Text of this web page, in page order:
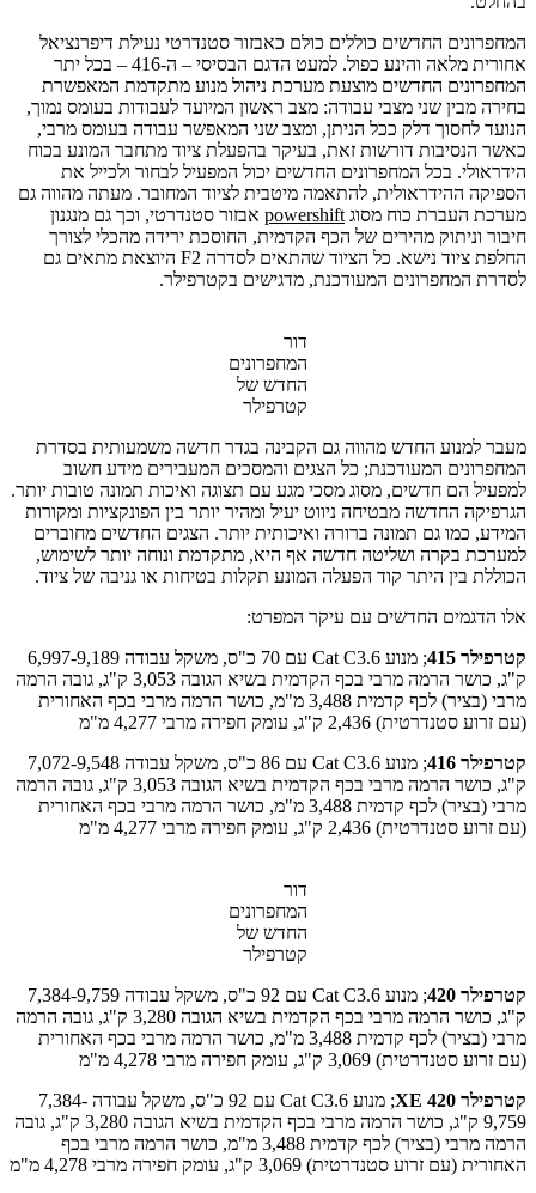
המחפרונים החדשים כוללים כולם כאבזור סטנדרטי נעילת דיפרנציאל
אחורית מלאה והינע כפול. למעט הדגם הבסיסי – ה-416 – בכל יתר
המחפרונים החדשים מוצעת מערכת ניהול מנוע מתקדמת המאפשרת
בחירה מבין שני מצבי עבודה: מצב ראשון המיועד לעבודות בעומס נמוך,
הנועד לחסוך דלק ככל הניתן, ומצב שני המאפשר עבודה בעומס מרבי,
כאשר הנסיבות דורשות זאת, בעיקר בהפעלת ציוד מתחבר המונע בכוח
הידראולי. בכל המחפרונים החדשים יכול המפעיל לבחור ולכייל את
הספיקה ההידראולית, להתאמה מיטבית לציוד המחובר. מעתה מהווה גם
מערכת העברת כוח מסוג powershift אבזור סטנדרטי, וכך גם מנגנון
חיבור וניתוק מהירים של הכף הקדמית, החוסכת ירידה מהכלי לצורך
החלפת ציוד נישא. כל הציוד שהתאים לסדרה F2 היוצאת מתאים גם
לסדרת המחפרונים המעודכנת, מדגישים בקטרפילר.
דור
המחפרונים
החדש של
קטרפילר
מעבר למנוע החדש מהווה גם הקבינה בגדר חדשה משמעותית בסדרת
המחפרונים המעודכנת; כל הצגים והמסכים המעבירים מידע חשוב
למפעיל הם חדשים, מסוג מסכי מגע עם תצוגה ואיכות תמונה טובות יותר.
הגרפיקה החדשה מבטיחה ניווט יעיל ומהיר יותר בין הפונקציות ומקורות
המידע, כמו גם תמונה ברורה ואיכותית יותר. הצגים החדשים מחוברים
למערכת בקרה ושליטה חדשה אף היא, מתקדמת ונוחה יותר לשימוש,
הכוללת בין היתר קוד הפעלה המונע תקלות בטיחות או גניבה של ציוד.
אלו הדגמים החדשים עם עיקר המפרט:
קטרפילר 415
; מנוע Cat C3.6 עם 70 כ"ס, משקל עבודה 6,997-9,189
ק"ג, כושר הרמה מרבי בכף הקדמית בשיא הגובה 3,053 ק"ג, גובה הרמה
מרבי (בציר) לכף קדמית 3,488 מ"מ, כושר הרמה מרבי בכף האחורית
(עם זרוע סטנדרטית) 2,436 ק"ג, עומק חפירה מרבי 4,277 מ"מ
קטרפילר 416
; מנוע Cat C3.6 עם 86 כ"ס, משקל עבודה 7,072-9,548
ק"ג, כושר הרמה מרבי בכף הקדמית בשיא הגובה 3,053 ק"ג, גובה הרמה
מרבי (בציר) לכף קדמית 3,488 מ"מ, כושר הרמה מרבי בכף האחורית
(עם זרוע סטנדרטית) 2,436 ק"ג, עומק חפירה מרבי 4,277 מ"מ
דור
המחפרונים
החדש של
קטרפילר
קטרפילר 420
; מנוע Cat C3.6 עם 92 כ"ס, משקל עבודה 7,384-9,759
ק"ג, כושר הרמה מרבי בכף הקדמית בשיא הגובה 3,280 ק"ג, גובה הרמה
מרבי (בציר) לכף קדמית 3,488 מ"מ, כושר הרמה מרבי בכף האחורית
(עם זרוע סטנדרטית) 3,069 ק"ג, עומק חפירה מרבי 4,278 מ"מ
קטרפילר 420 XE
; מנוע Cat C3.6 עם 92 כ"ס, משקל עבודה 7,384-
9,759 ק"ג, כושר הרמה מרבי בכף הקדמית בשיא הגובה 3,280 ק"ג, גובה
הרמה מרבי (בציר) לכף קדמית 3,488 מ"מ, כושר הרמה מרבי בכף
האחורית (עם זרוע סטנדרטית) 3,069 ק"ג, עומק חפירה מרבי 4,278 מ"מ